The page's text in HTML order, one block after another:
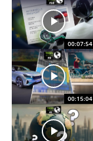
00:07:54
00:15:04